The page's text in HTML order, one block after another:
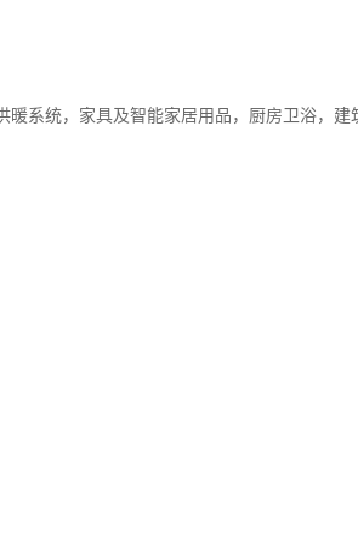
系统，家具及智能家居用品，厨房卫浴，建